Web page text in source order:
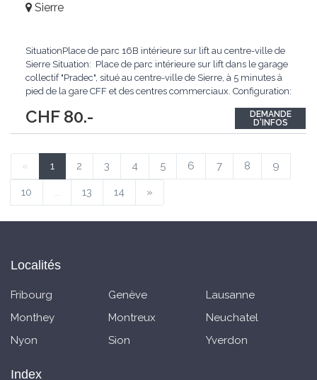
CHF 80.-
Sierre
SituationPlace de parc 16B intérieure sur lift au centre-ville de
Sierre Situation: Place de parc intérieure sur lift dans le garage
collectif "Pradec", situé au centre-ville de Sierre, à 5 minutes à
pied de la gare CFF et des centres commerciaux. Configuration:
de 2 voitures superposées
DEMANDE
D'INFOS
« 1 2 3 4 5 6 7 8 9
10 ... 13 14 »
Localités
Fribourg Genève
Lausanne
Monthey
Montreux
Neuchatel
Nyon
Sion Yverdon
Index